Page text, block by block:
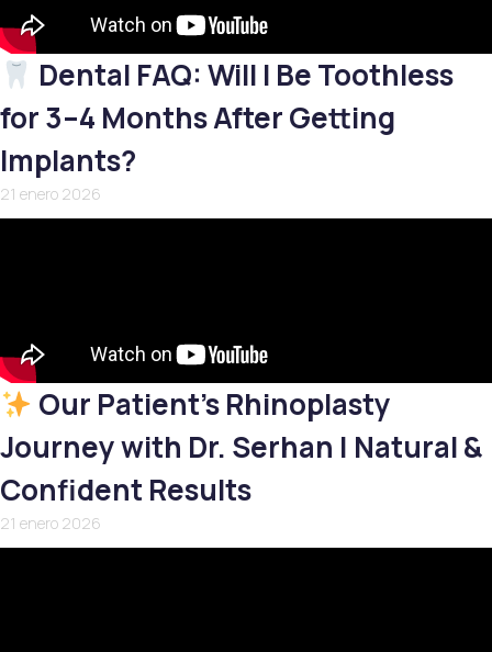
Dental FAQ: Will I Be Toothless
for 3–4 Months After Getting
Implants?
21 enero 2026
Our Patient’s Rhinoplasty
Journey with Dr. Serhan | Natural &
Confident Results
21 enero 2026